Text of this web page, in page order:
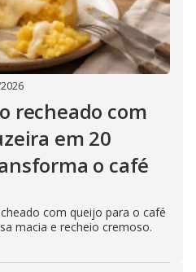
recheado com
em 20
o café
com queijo para o café
macia e recheio cremoso.